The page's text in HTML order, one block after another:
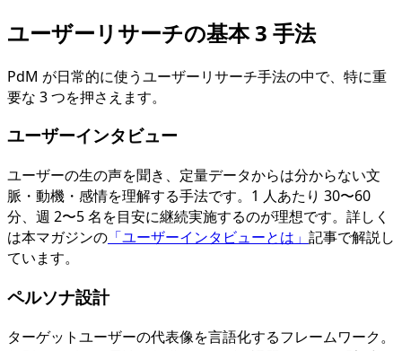
ユーザーリサーチの基本 3 手法
PdM が日常的に使うユーザーリサーチ手法の中で、特に重
要な 3 つを押さえます。
ユーザーインタビュー
ユーザーの生の声を聞き、定量データからは分からない文
脈・動機・感情を理解する手法です。1 人あたり 30〜60
分、週 2〜5 名を目安に継続実施するのが理想です。詳しく
は本マガジンの 「ユーザーインタビューとは」 記事で解説し
ています。
ペルソナ設計
ターゲットユーザーの代表像を言語化するフレームワーク。